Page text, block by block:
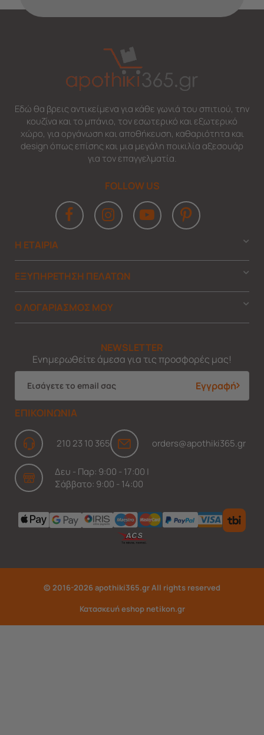
Εδώ θα βρεις αντικείμενα για κάθε γωνιά του σπιτιού, την
κουζίνα και το μπάνιο, τον εσωτερικό και εξωτερικό
χώρο, για οργάνωση και αποθήκευση, καθαριότητα και
design όπως επίσης και μια μεγάλη ποικιλία αξεσουάρ
για τον επαγγελματία.
FOLLOW US
Η ΕΤΑΙΡΙΑ
ΕΞΥΠΗΡΕΤΗΣΗ ΠΕΛΑΤΩΝ
Ο ΛΟΓΑΡΙΑΣΜΟΣ ΜΟΥ
NEWSLETTER
Ενημερωθείτε άμεσα για τις προσφορές μας!
Εγγραφή
ΕΠΙΚΟΙΝΩΝΙΑ
210 23 10 365 orders@apothiki365.gr
Δευ - Παρ: 9:00 - 17:00 |
Σάββατο: 9:00 - 14:00
© 2016-2026 apothiki365.gr All rights reserved
Κατασκευή eshop netikon.gr